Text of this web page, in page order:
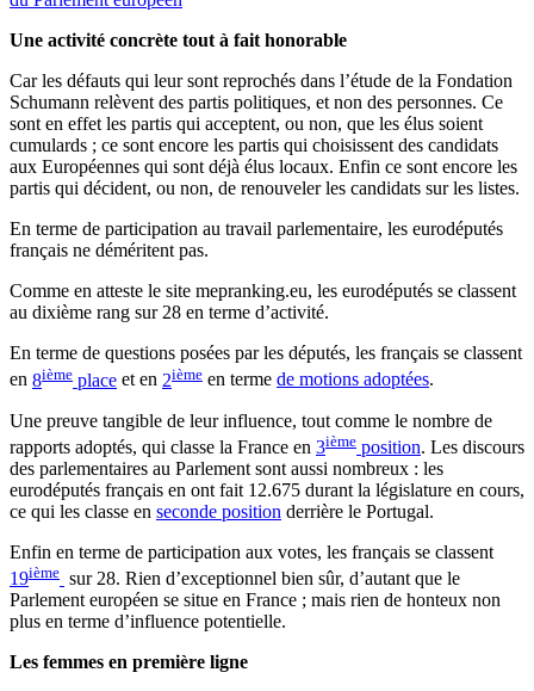
Une activité concrète tout à fait honorable
Car les défauts qui leur sont reprochés dans l’étude de la Fondation
Schumann relèvent des partis politiques, et non des personnes. Ce
sont en effet les partis qui acceptent, ou non, que les élus soient
cumulards ; ce sont encore les partis qui choisissent des candidats
aux Européennes qui sont déjà élus locaux. Enfin ce sont encore les
partis qui décident, ou non, de renouveler les candidats sur les listes.
En terme de participation au travail parlementaire, les eurodéputés
français ne déméritent pas.
Comme en atteste le site mepranking.eu, les eurodéputés se classent
au dixième rang sur 28 en terme d’activité.
En terme de questions posées par les députés, les français se classent
en 8ième place et en 2ième en terme de motions adoptées.
Une preuve tangible de leur influence, tout comme le nombre de
rapports adoptés, qui classe la France en 3ième position. Les discours
des parlementaires au Parlement sont aussi nombreux : les
eurodéputés français en ont fait 12.675 durant la législature en cours,
ce qui les classe en seconde position derrière le Portugal.
Enfin en terme de participation aux votes, les français se classent
19ième sur 28. Rien d’exceptionnel bien sûr, d’autant que le
Parlement européen se situe en France ; mais rien de honteux non
plus en terme d’influence potentielle.
Les femmes en première ligne